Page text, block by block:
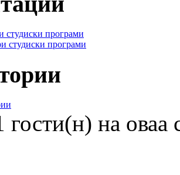
студиски програми
студиски програми
на оваа